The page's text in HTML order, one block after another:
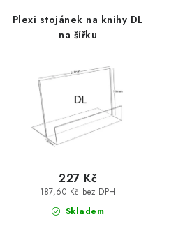
Plexi stojánek na knihy DL
na šířku
Skladem
187,60 Kč bez DPH
227 Kč